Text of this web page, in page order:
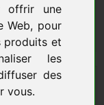
offrir une
Web, pour
produits et
les
des
vous.
31,37 € TTC
PANIER